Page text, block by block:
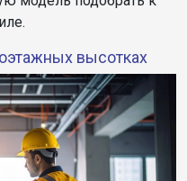
высотках